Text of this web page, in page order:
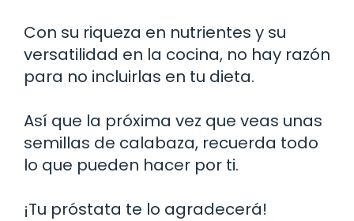
Con su riqueza en nutrientes y su
versatilidad en la cocina, no hay razón
para no incluirlas en tu dieta.
Así que la próxima vez que veas unas
semillas de calabaza, recuerda todo
lo que pueden hacer por ti.
¡Tu próstata te lo agradecerá!